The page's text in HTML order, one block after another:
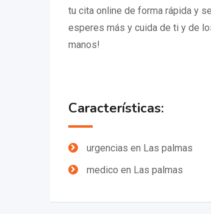
tu cita online de forma rápida y
esperes más y cuida de ti y de
manos!
Características:
urgencias en Las palmas
medico en Las palmas